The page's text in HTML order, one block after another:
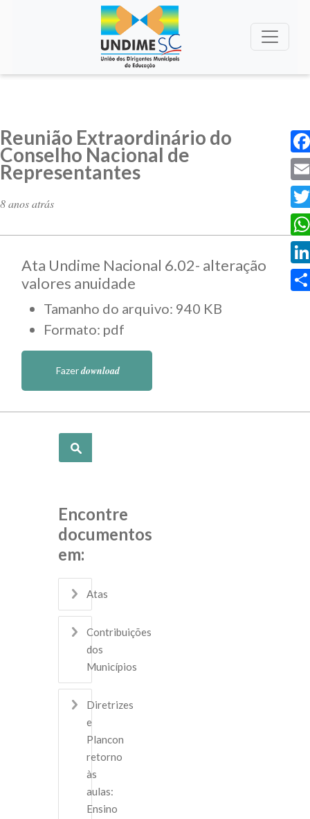
Reunião Extraordinário do
Conselho Nacional de
Representantes
8 anos atrás
Ata Undime Nacional 6.02- alteração
valores anuidade
Tamanho do arquivo: 940 KB
Formato: pdf
Fazerdownload
Pesquisar
Encontre
documentos
em:
Atas
Contribuições
dos
Municípios
Diretrizes
e
Plancon
retorno
às
aulas:
Ensino